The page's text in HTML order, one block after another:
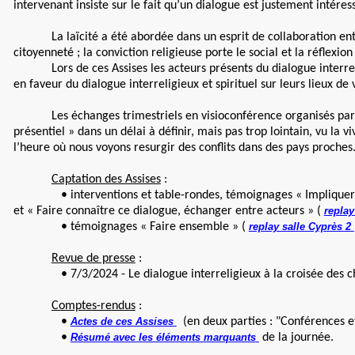
intervenant insiste sur le fait qu’un dialogue est justement
La laïcité a été abordée dans un esprit de collaboration
citoyenneté ; la conviction religieuse porte le social et la
Lors de ces Assises les acteurs présents du dialogue
en faveur du dialogue interreligieux et spirituel sur leurs lieux de
Les échanges trimestriels en visioconférence organisés par
présentiel » dans un délai à définir, mais pas trop lointain, vu la
l’heure où nous voyons resurgir des conflits dans des pays proches.
Captation des Assises:
• interventions et table-rondes, témoignages « Impliquer
et « Faire connaître ce dialogue, échanger entre acteurs » (
• témoignages « Faire ensemble » ( replay salle Cyprès 2
Revue de presse:
• 7/3/2024 - Le dialogue interreligieux à la croisée des
Comptes-rendus:
• Actes de ces Assises
(en deux parties : "Conférences
• Résumé avec les éléments marquants de la journée.